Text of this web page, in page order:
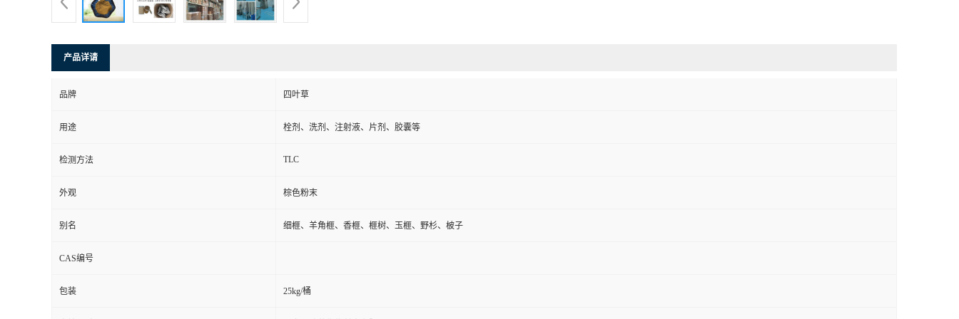
产品详请
品牌 四叶草
用途 栓剂、洗剂、注射液、片剂、胶囊等
检测方法 TLC
外观 棕色粉末
别名 细榧、羊角榧、香榧、榧树、玉榧、野杉、柀子
CAS编号
包装 25kg/桶